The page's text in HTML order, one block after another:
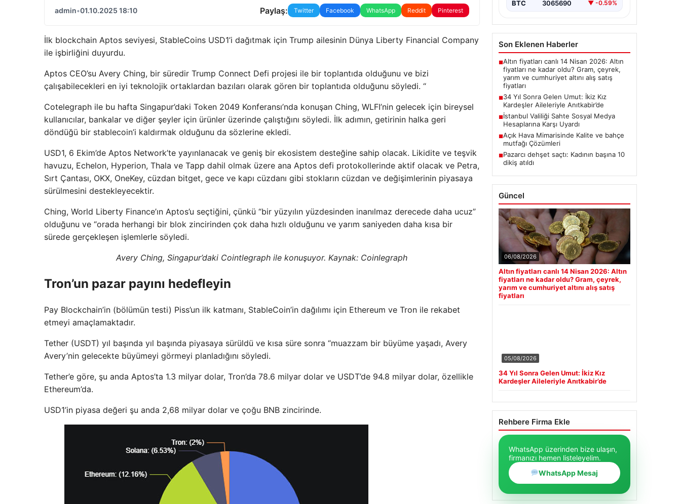
admin•01.10.2025 18:10 Paylaş: Twitter Facebook WhatsApp Reddit Pinterest
İlk blockchain Aptos seviyesi, StableCoins USD1’i dağıtmak için Trump ailesinin Dünya Liberty Financial Company
ile işbirliğini duyurdu.
Aptos CEO’su Avery Ching, bir süredir Trump Connect Defi projesi ile bir toplantıda olduğunu ve bizi
çalışabilecekleri en iyi teknolojik ortaklardan bazıları olarak gören bir toplantıda olduğunu söyledi. “
Cotelegraph ile bu hafta Singapur’daki Token 2049 Konferansı’nda konuşan Ching, WLFI’nin gelecek için bireysel
kullanıcılar, bankalar ve diğer şeyler için ürünler üzerinde çalıştığını söyledi. İlk adımın, getirinin halka geri
döndüğü bir stablecoin’i kaldırmak olduğunu da sözlerine ekledi.
USD1, 6 Ekim’de Aptos Network’te yayınlanacak ve geniş bir ekosistem desteğine sahip olacak. Likidite ve teşvik
havuzu, Echelon, Hyperion, Thala ve Tapp dahil olmak üzere ana Aptos defi protokollerinde aktif olacak ve Petra,
Sırt Çantası, OKX, OneKey, cüzdan bitget, gece ve kapı cüzdanı gibi stokların cüzdan ve değişimlerinin piyasaya
sürülmesini destekleyecektir.
Ching, World Liberty Finance’ın Aptos’u seçtiğini, çünkü “bir yüzyılın yüzdesinden inanılmaz derecede daha ucuz”
olduğunu ve “orada herhangi bir blok zincirinden çok daha hızlı olduğunu ve yarım saniyeden daha kısa bir
sürede gerçekleşen işlemlerle söyledi.
Avery Ching, Singapur’daki Cointlegraph ile konuşuyor. Kaynak: Coinlegraph
Tron’un pazar payını hedefleyin
Pay Blockchain’in (bölümün testi) Piss’un ilk katmanı, StableCoin’in dağılımı için Ethereum ve Tron ile rekabet
etmeyi amaçlamaktadır.
Tether (USDT) yıl başında yıl başında piyasaya sürüldü ve kısa süre sonra “muazzam bir büyüme yaşadı, Avery
Avery’nin gelecekte büyümeyi görmeyi planladığını söyledi.
Tether’e göre, şu anda Aptos’ta 1.3 milyar dolar, Tron’da 78.6 milyar dolar ve USDT’de 94.8 milyar dolar, özellikle
Ethereum’da.
USD1’in piyasa değeri şu anda 2,68 milyar dolar ve çoğu BNB zincirinde.
BTC 3065690 ▼ -0.59%
Son Eklenen Haberler
■Altın fiyatları canlı 14 Nisan 2026: Altın
fiyatları ne kadar oldu? Gram, çeyrek,
yarım ve cumhuriyet altını alış satış
fiyatları
■34 Yıl Sonra Gelen Umut: İkiz Kız
Kardeşler Aileleriyle Anıtkabir’de
■İstanbul Valiliği Sahte Sosyal Medya
Hesaplarına Karşı Uyardı
■Açık Hava Mimarisinde Kalite ve bahçe
mutfağı Çözümleri
■Pazarcı dehşet saçtı: Kadının başına 10
dikiş atıldı
Güncel
06/08/2026
Altın fiyatları canlı 14 Nisan 2026: Altın
fiyatları ne kadar oldu? Gram, çeyrek,
yarım ve cumhuriyet altını alış satış
fiyatları
05/08/2026
34 Yıl Sonra Gelen Umut: İkiz Kız
Kardeşler Aileleriyle Anıtkabir’de
Rehbere Firma Ekle
WhatsApp üzerinden bize ulaşın,
firmanızı hemen listeleyelim.
WhatsApp Mesaj